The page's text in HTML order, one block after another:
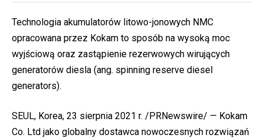
Technologia akumulatorów litowo-jonowych NMC
opracowana przez Kokam to sposób na wysoką moc
wyjściową oraz zastąpienie rezerwowych wirujących
generatorów diesla (ang. spinning reserve diesel
generators).
SEUL, Korea, 23 sierpnia 2021 r. /PRNewswire/ — Kokam
Co. Ltd jako globalny dostawca nowoczesnych rozwiązań